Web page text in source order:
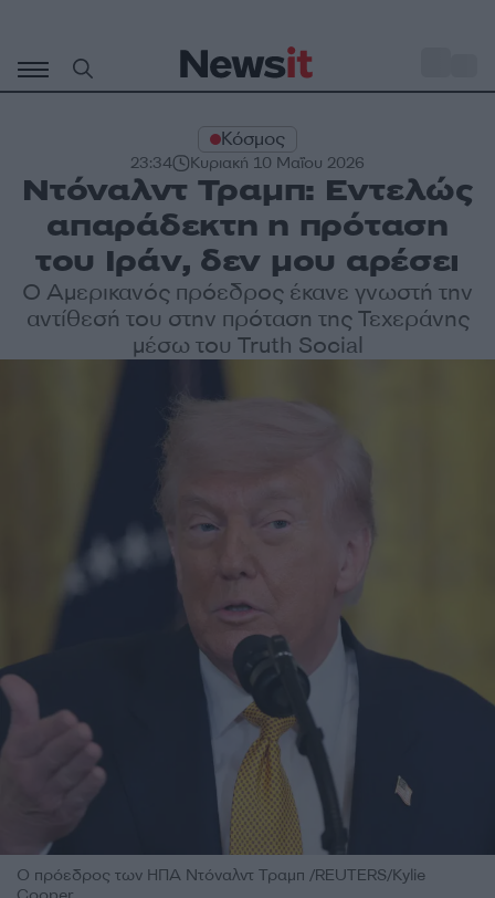
περιεχόμενο
Κόσμος
23:34 Κυριακή 10 Μαΐου 2026
Ντόναλντ Τραμπ: Εντελώς
απαράδεκτη η πρόταση
του Ιράν, δεν μου αρέσει
Ο Αμερικανός πρόεδρος έκανε γνωστή την
αντίθεσή του στην πρόταση της Τεχεράνης
μέσω του Truth Social
Ο πρόεδρος των ΗΠΑ Ντόναλντ Τραμπ /REUTERS/Kylie